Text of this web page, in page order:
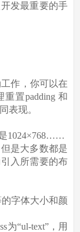
发最重要的手
作，你可以在
置padding 和
表现。
1024×768……
是大多数都是
入所需要的布
字体大小和颜
“ul-text”，用